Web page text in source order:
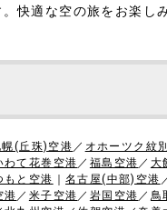
快適な空の旅をお楽し
幌(丘珠)空港 ／ オホーツク紋
わて花巻空港 ／ 福島空港 ／ 大
もと空港 ｜名古屋(中部)空港
港 ／ 米子空港 ／ 岩国空港 ／ 鳥